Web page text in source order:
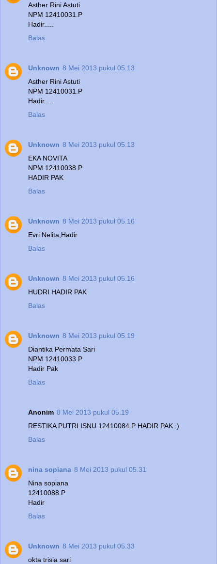
Asther Rini Astuti
NPM 12410031.P
Hadir.....
Balas
Unknown 8 Mei 2013 pukul 05.13
Asther Rini Astuti
NPM 12410031.P
Hadir.....
Balas
Unknown 8 Mei 2013 pukul 05.13
EKA NOVITA
NPM 12410038.P
HADIR PAK
Balas
Unknown 8 Mei 2013 pukul 05.16
Evri Nelita,Hadir
Balas
Unknown 8 Mei 2013 pukul 05.16
HUDRI HADIR PAK
Balas
Unknown 8 Mei 2013 pukul 05.19
Diantika Permata Sari
NPM 12410033.P
Hadir Pak
Balas
Anonim 8 Mei 2013 pukul 05.19
RESTIKA PUTRI ISNU 12410084.P HADIR PAK :)
Balas
nina sopiana 8 Mei 2013 pukul 05.31
Nina sopiana
12410088.P
Hadir
Balas
Unknown 8 Mei 2013 pukul 05.33
okta trisia sari